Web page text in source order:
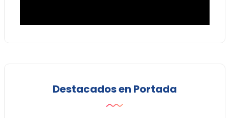
Destacados en Portada